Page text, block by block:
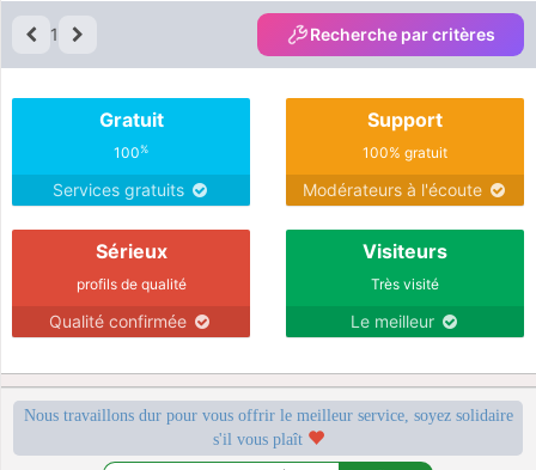
1 Recherche par critères
Gratuit
100%
Services gratuits
Support
100% gratuit
Modérateurs à l'écoute
Sérieux
profils de qualité
Qualité confirmée
Visiteurs
Très visité
Le meilleur
Nous travaillons dur pour vous offrir le meilleur service, soyez solidaire
s'il vous plaît